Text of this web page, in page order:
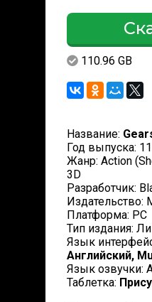
110.96 GB
Название:
Год выпуска:
Жанр: Action
3D
Разработчик:
Издательство:
Платформа: PC
Тип издания:
Язык
Английский,
Язык озвучки:
Таблетка: